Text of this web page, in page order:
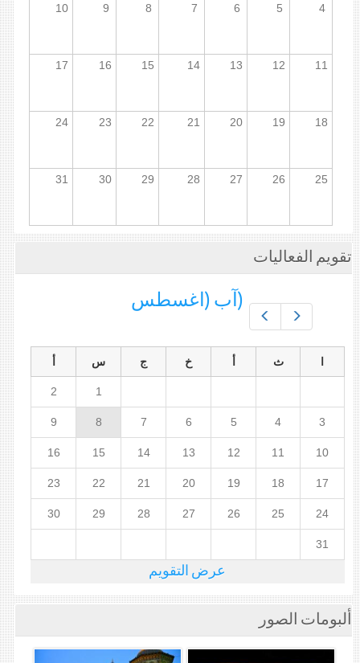
4
5
6
7
8
9
10
11
12
13
14
15
16
17
18
19
20
21
22
23
24
25
26
27
28
29
30
31
تقويم الفعاليات
(آب (اغسطس
ث خ ج س
1
2
3
4
5
6
7
8
9
10
11
12
13
14
15
16
17
18
19
20
21
22
23
24
25
26
27
28
29
30
31
عرض التقويم
ألبومات الصور